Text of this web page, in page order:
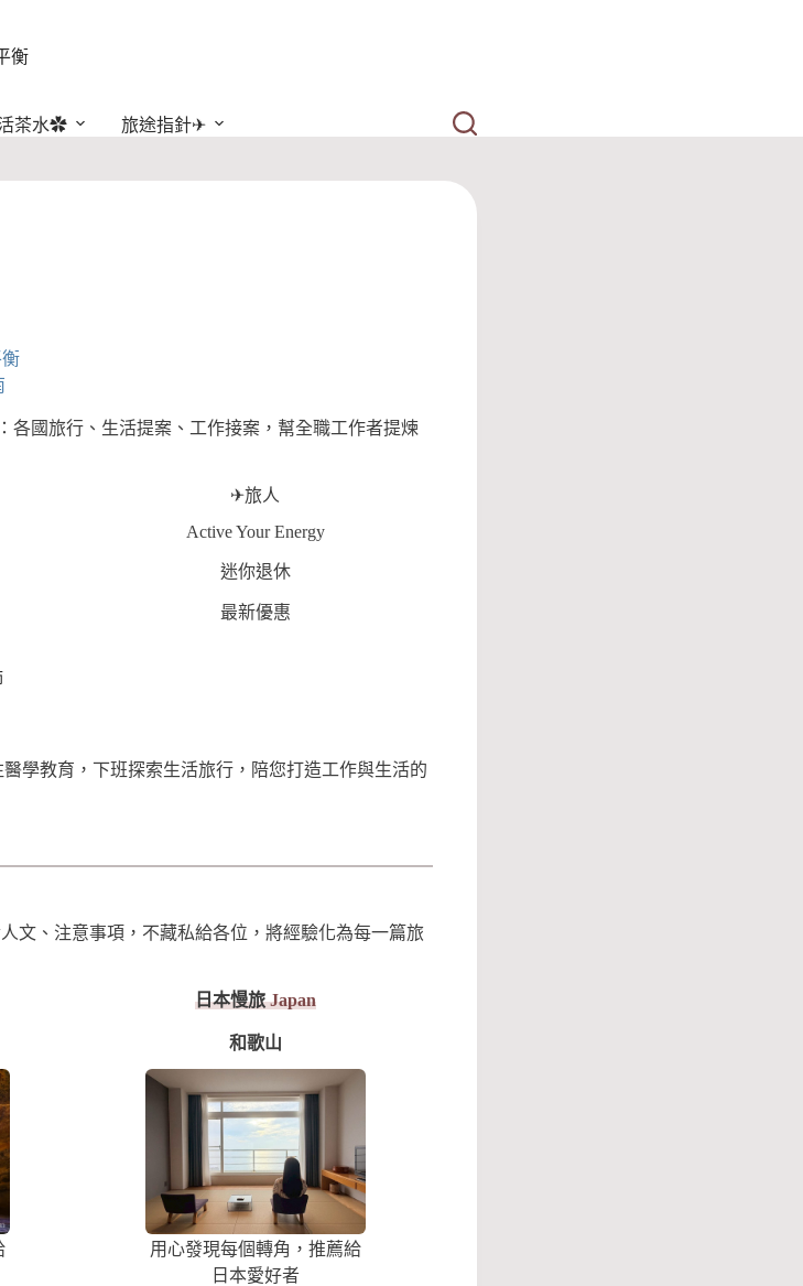
衡
茶水✿ 旅途指針✈︎
衡
各國旅行、生活提案、工作接案，幫全職工作者提煉
✈︎旅人
Active Your Energy
迷你退休
最新優惠
學教育，下班探索生活旅行，陪您打造工作與生活的
文、注意事項，不藏私給各位，將經驗化為每一篇旅
日本慢旅Japan
和歌山
用心發現每個轉角，推薦給
日本愛好者